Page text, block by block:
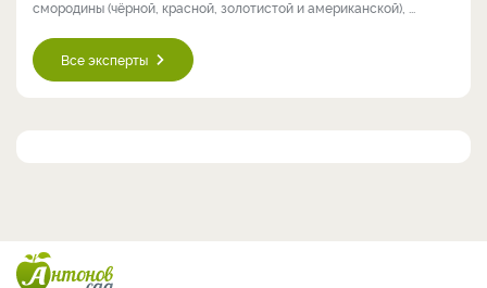
смородины (чёрной, красной, золотистой и американской), ...
Все эксперты